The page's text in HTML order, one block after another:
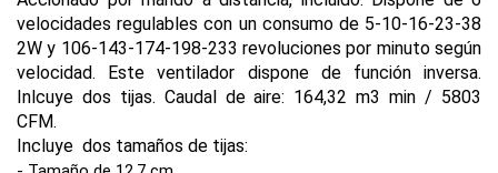
velocidades regulables con un consumo de 5-10-16-23-38
2W y 106-143-174-198-233 revoluciones por minuto según
velocidad. Este ventilador dispone de función inversa.
Inlcuye dos tijas. Caudal de aire: 164,32 m3 min / 5803
CFM.
Incluye dos tamaños de tijas: